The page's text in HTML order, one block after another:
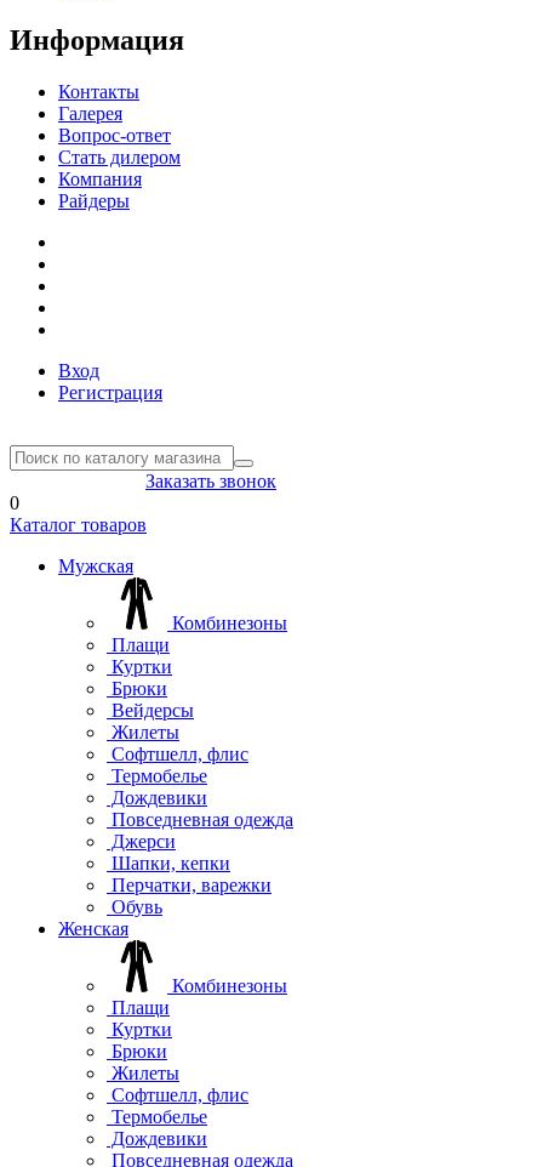
Информация
Контакты
Галерея
Вопрос-ответ
Стать дилером
Компания
Райдеры
Вход
Регистрация
Заказать звонок
0
Каталог товаров
Мужская
Комбинезоны
Плащи
Куртки
Брюки
Вейдерсы
Жилеты
Софтшелл, флис
Термобелье
Дождевики
Повседневная одежда
Джерси
Шапки, кепки
Перчатки, варежки
Обувь
Женская
Комбинезоны
Плащи
Куртки
Брюки
Жилеты
Софтшелл, флис
Термобелье
Дождевики
Повседневная одежда